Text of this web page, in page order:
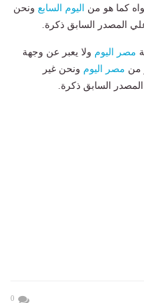
كما هو من اليوم السابع ونحن
المصدر السابق ذكرة.
مصر اليوم ولا يعبر عن وجهة
من مصر اليوم ونحن غير
السابق ذكرة.
0